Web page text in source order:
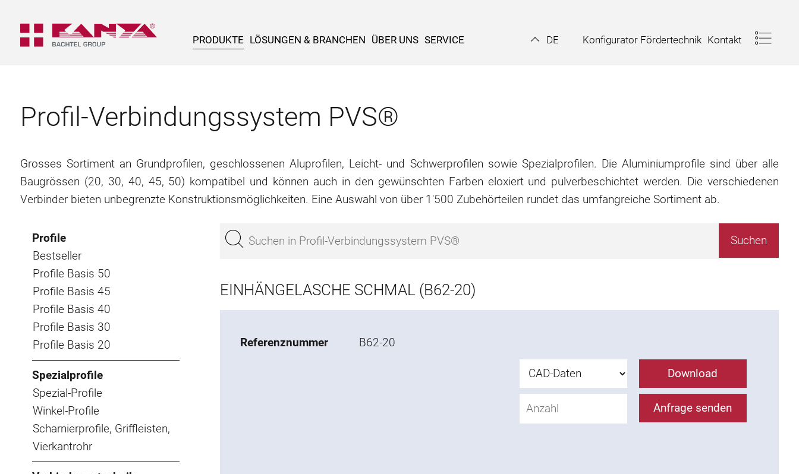
PRODUKTE LÖSUNGEN & BRANCHEN ÜBER UNS SERVICE DE Konfigurator Fördertechnik Kontakt
Profil-Verbindungssystem PVS®
Grosses Sortiment an Grundprofilen, geschlossenen Aluprofilen, Leicht- und Schwerprofilen sowie Spezialprofilen. Die Aluminiumprofile sind über alle
Baugrössen (20, 30, 40, 45, 50) kompatibel und können auch in den gewünschten Farben eloxiert und pulverbeschichtet werden. Die verschiedenen
Verbinder bieten unbegrenzte Konstruktionsmöglichkeiten. Eine Auswahl von über 1'500 Zubehörteilen rundet das umfangreiche Sortiment ab.
Profile
Bestseller
Profile Basis 50
Profile Basis 45
Profile Basis 40
Profile Basis 30
Profile Basis 20
Spezialprofile
Spezial-Profile
Winkel-Profile
Scharnierprofile, Griffleisten,
Vierkantrohr
EINHÄNGELASCHE SCHMAL (B62-20)
Referenznummer B62-20
Download
Anfrage senden